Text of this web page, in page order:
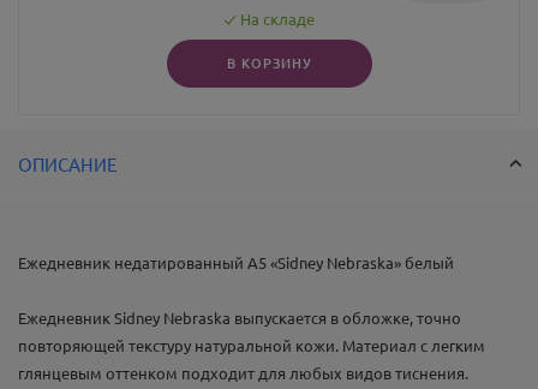
На складе
В КОРЗИНУ
ОПИСАНИЕ
Ежедневник недатированный А5 «Sidney Nebraska» белый
Ежедневник Sidney Nebraska выпускается в обложке, точно
повторяющей текстуру натуральной кожи. Материал с легким
глянцевым оттенком подходит для любых видов тиснения.